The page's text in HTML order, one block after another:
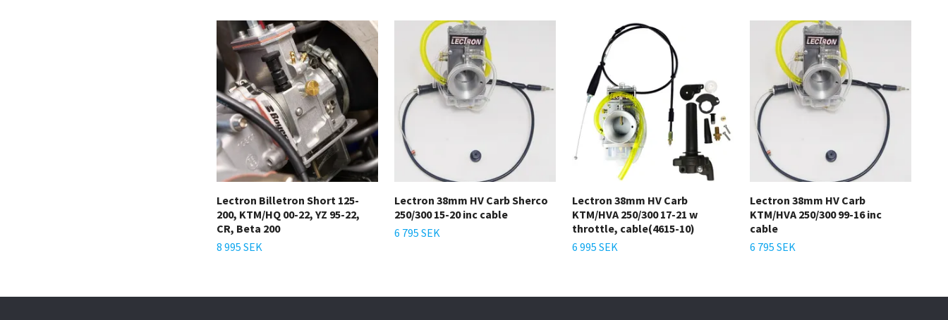
Lectron Billetron Short 125-
200, KTM/HQ 00-22, YZ 95-22,
CR, Beta 200
8 995 SEK
Lectron 38mm HV Carb Sherco
250/300 15-20 inc cable
6 795 SEK
Lectron 38mm HV Carb
KTM/HVA 250/300 17-21 w
throttle, cable(4615-10)
6 995 SEK
Lectron 38mm HV Carb
KTM/HVA 250/300 99-16 inc
cable
6 795 SEK